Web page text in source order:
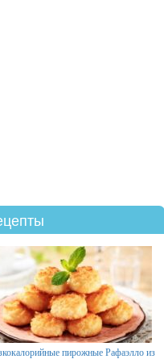
пирожные Рафаэлло из